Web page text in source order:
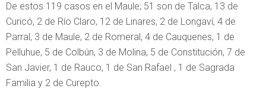
De estos 119 casos en el Maule; 51 son de Talca, 13 de
Curicó, 2 de Río Claro, 12 de Linares, 2 de Longaví, 4 de
Parral, 3 de Maule, 2 de Romeral, 4 de Cauquenes, 1 de
Pelluhue, 5 de Colbún, 3 de Molina, 5 de Constitución, 7 de
San Javier, 1 de Rauco, 1 de San Rafael , 1 de Sagrada
Familia y 2 de Curepto.